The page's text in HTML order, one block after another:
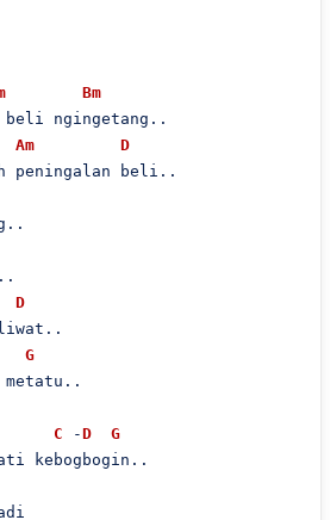
Bm
Am
D
peningalan beli..
D
G
C -D
G
kebogbogin..